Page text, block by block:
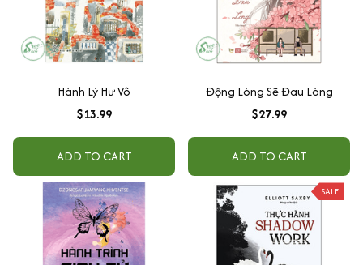
Hành Lý Hư Vô
$13.99
ADD TO CART
Động Lòng Sẽ Đau Lòng
$27.99
ADD TO CART
SALE